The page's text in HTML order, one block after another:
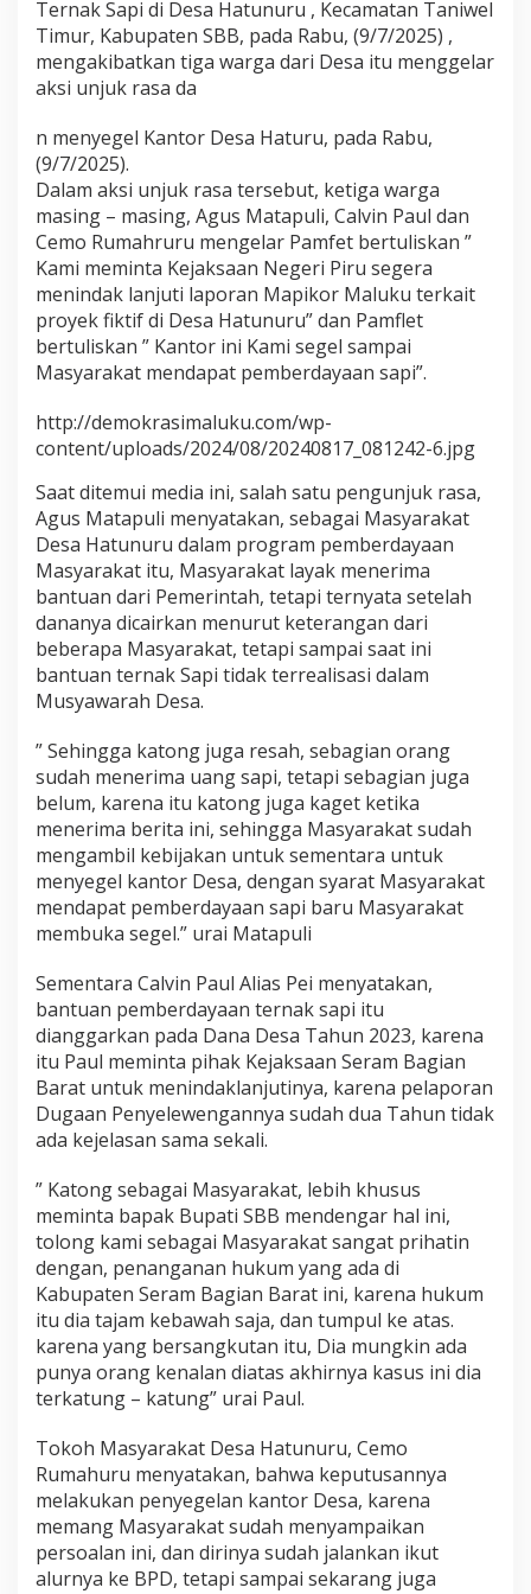
u
r
u
S
e
e
K
a
n
t
o
r
D
e
s
a
Ternak Sapi di Desa Hatunuru , Kecamatan Taniwel
Timur, Kabupaten SBB, pada Rabu, (9/7/2025) ,
mengakibatkan tiga warga dari Desa itu menggelar
aksi unjuk rasa da
n menyegel Kantor Desa Haturu, pada Rabu,
(9/7/2025).
Dalam aksi unjuk rasa tersebut, ketiga warga
masing – masing, Agus Matapuli, Calvin Paul dan
Cemo Rumahruru mengelar Pamfet bertuliskan ”
Kami meminta Kejaksaan Negeri Piru segera
menindak lanjuti laporan Mapikor Maluku terkait
proyek fiktif di Desa Hatunuru” dan Pamflet
bertuliskan ” Kantor ini Kami segel sampai
Masyarakat mendapat pemberdayaan sapi”.
http://demokrasimaluku.com/wp-
content/uploads/2024/08/20240817_081242-6.jpg
Saat ditemui media ini, salah satu pengunjuk rasa,
Agus Matapuli menyatakan, sebagai Masyarakat
Desa Hatunuru dalam program pemberdayaan
Masyarakat itu, Masyarakat layak menerima
bantuan dari Pemerintah, tetapi ternyata setelah
dananya dicairkan menurut keterangan dari
beberapa Masyarakat, tetapi sampai saat ini
bantuan ternak Sapi tidak terrealisasi dalam
Musyawarah Desa.
” Sehingga katong juga resah, sebagian orang
sudah menerima uang sapi, tetapi sebagian juga
belum, karena itu katong juga kaget ketika
menerima berita ini, sehingga Masyarakat sudah
mengambil kebijakan untuk sementara untuk
menyegel kantor Desa, dengan syarat Masyarakat
mendapat pemberdayaan sapi baru Masyarakat
membuka segel.” urai Matapuli
Sementara Calvin Paul Alias Pei menyatakan,
bantuan pemberdayaan ternak sapi itu
dianggarkan pada Dana Desa Tahun 2023, karena
itu Paul meminta pihak Kejaksaan Seram Bagian
Barat untuk menindaklanjutinya, karena pelaporan
Dugaan Penyelewengannya sudah dua Tahun tidak
ada kejelasan sama sekali.
” Katong sebagai Masyarakat, lebih khusus
meminta bapak Bupati SBB mendengar hal ini,
tolong kami sebagai Masyarakat sangat prihatin
dengan, penanganan hukum yang ada di
Kabupaten Seram Bagian Barat ini, karena hukum
itu dia tajam kebawah saja, dan tumpul ke atas.
karena yang bersangkutan itu, Dia mungkin ada
punya orang kenalan diatas akhirnya kasus ini dia
terkatung – katung” urai Paul.
Tokoh Masyarakat Desa Hatunuru, Cemo
Rumahuru menyatakan, bahwa keputusannya
melakukan penyegelan kantor Desa, karena
memang Masyarakat sudah menyampaikan
persoalan ini, dan dirinya sudah jalankan ikut
alurnya ke BPD, tetapi sampai sekarang juga